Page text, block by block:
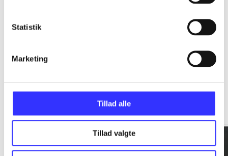
Statistik
Marketing
Tillad alle
Tillad valgte